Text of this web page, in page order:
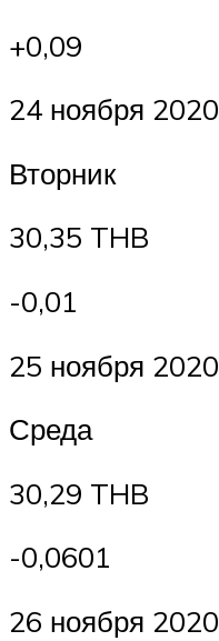
+0,09
24 ноября 2020
Вторник
30,35 THB
-0,01
25 ноября 2020
Среда
30,29 THB
-0,0601
26 ноября 2020